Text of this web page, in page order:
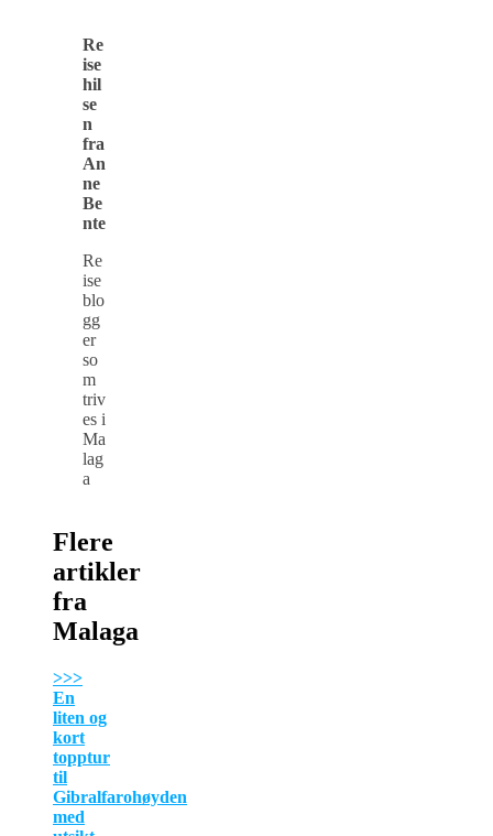
Re
ise
hil
se
n
fra
An
ne
Be
nte
Re
ise
blo
gg
er
so
m
triv
es i
Ma
lag
a
Flere
artikler
fra
Malaga
>>>
En
liten og
kort
topptur
til
Gibralfarohøyden
med